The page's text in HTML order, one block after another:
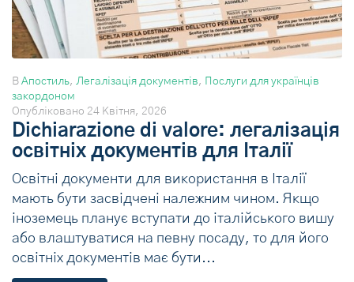
В Апостиль, Легалізація документів , Послуги для українців
закордоном
Опубліковано 24 Квітня, 2026
Dichiarazione di valore: легалізація
освітніх документів для Італії
Освітні документи для використання в Італії
мають бути засвідчені належним чином. Якщо
іноземець планує вступати до італійського вишу
або влаштуватися на певну посаду, то для його
освітніх документів має бути...